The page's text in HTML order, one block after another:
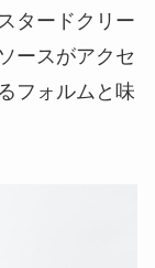
タードクリー
ースがアクセ
フォルムと味